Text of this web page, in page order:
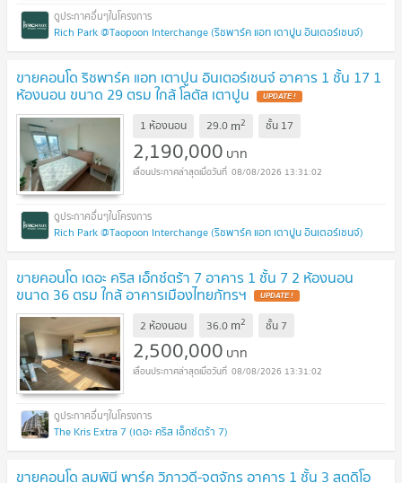
Rich Park @Taopoon Interchange (ริชพาร์ค แอท เตาปูน อินเตอร์เชนจ์)
ขายคอนโด ริชพาร์ค แอท เตาปูน อินเตอร์เชนจ์ อาคาร 1 ชั้น 17 1
ห้องนอน ขนาด 29 ตรม ใกล้ โลตัส เตาปูน UPDATE !
1 ห้องนอน 29.0 m2 ชั้น 17
2,190,000 บาท
08/08/2026 13:31:02
Rich Park @Taopoon Interchange (ริชพาร์ค แอท เตาปูน อินเตอร์เชนจ์)
ขายคอนโด เดอะ คริส เอ็กซ์ตร้า 7 อาคาร 1 ชั้น 7 2 ห้องนอน
ขนาด 36 ตรม ใกล้ อาคารเมืองไทยภัทรฯ UPDATE !
2 ห้องนอน 36.0 m2 ชั้น 7
2,500,000 บาท
08/08/2026 13:31:02
The Kris Extra 7 (เดอะ คริส เอ็กซ์ตร้า 7)
ขายคอนโด ลุมพินี พาร์ค วิภาวดี-จตุจักร อาคาร 1 ชั้น 3 สตูดิโอ